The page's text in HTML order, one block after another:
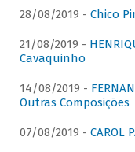
28/08/2019 - Chico
21/08/2019 -
Cavaquinho
14/08/2019 -
Outras Composições
07/08/2019 - CAROL